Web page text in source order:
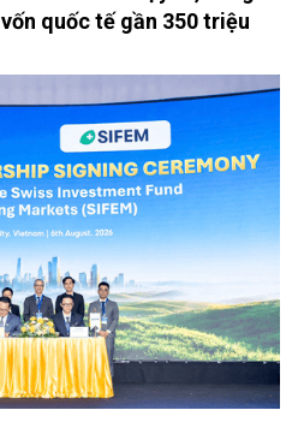
quốc tế gần 350 triệu